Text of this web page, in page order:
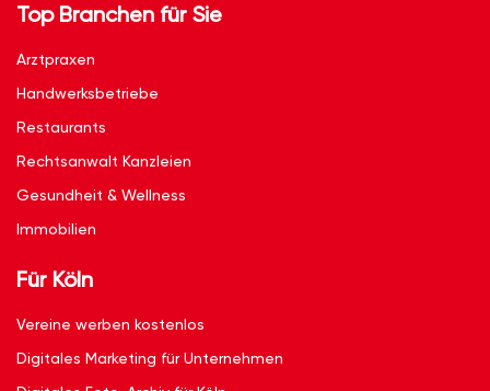
Top Branchen für Sie
Arztpraxen
Handwerksbetriebe
Restaurants
Rechtsanwalt Kanzleien
Gesundheit & Wellness
Immobilien
Für Köln
Vereine werben kostenlos
Digitales Marketing für Unternehmen